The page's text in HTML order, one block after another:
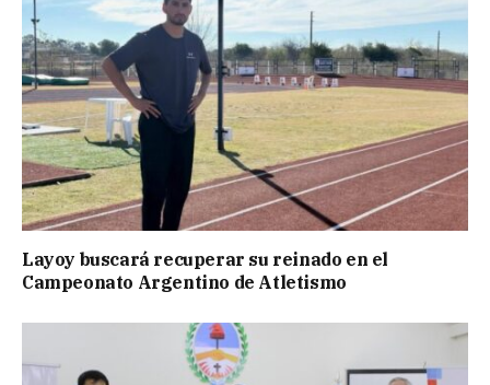
Layoy buscará recuperar su reinado en el
Campeonato Argentino de Atletismo